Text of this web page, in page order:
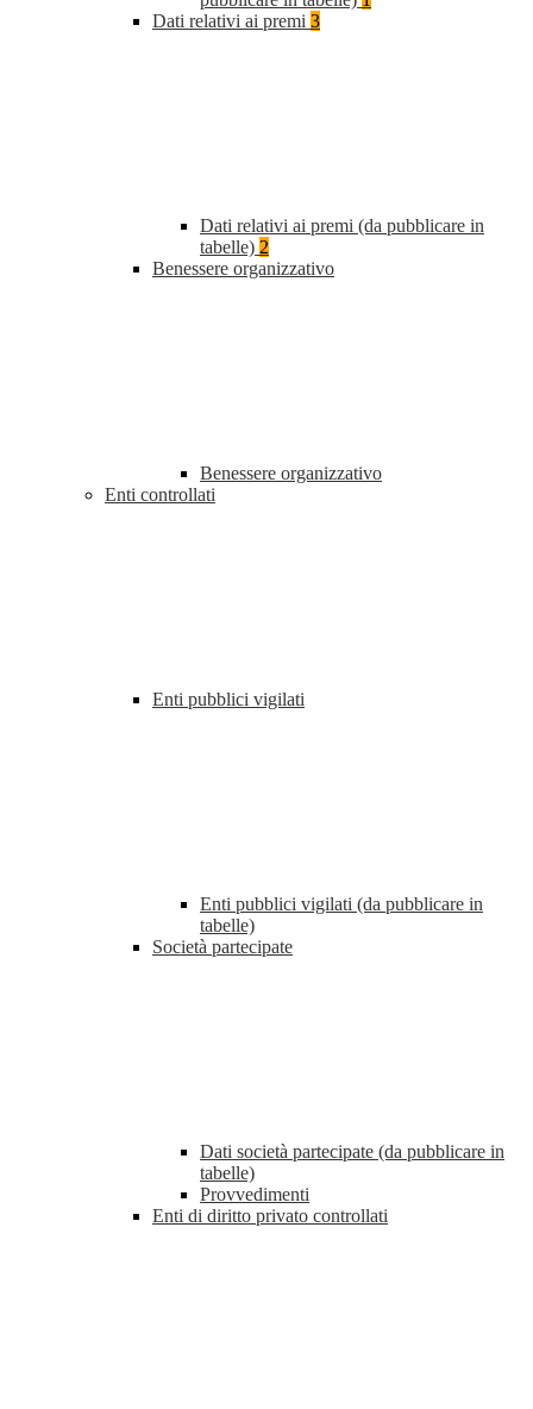
Dati relativi ai premi 3
Dati relativi ai premi (da pubblicare in
tabelle) 2
Benessere organizzativo
Benessere organizzativo
Enti controllati
Enti pubblici vigilati
Enti pubblici vigilati (da pubblicare in
tabelle)
Società partecipate
Dati società partecipate (da pubblicare in
tabelle)
Provvedimenti
Enti di diritto privato controllati